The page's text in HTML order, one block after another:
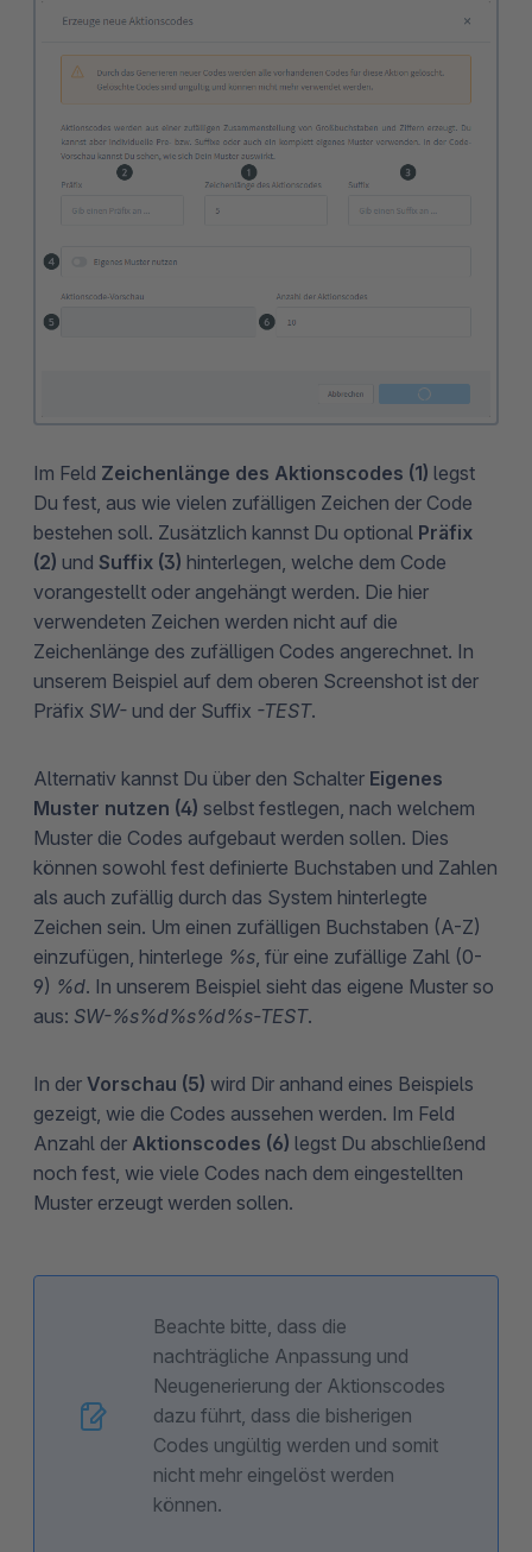
Im Feld Zeichenlänge des Aktionscodes (1) legst
Du fest, aus wie vielen zufälligen Zeichen der Code
bestehen soll. Zusätzlich kannst Du optional Präfix
(2) und Suffix (3) hinterlegen, welche dem Code
vorangestellt oder angehängt werden. Die hier
verwendeten Zeichen werden nicht auf die
Zeichenlänge des zufälligen Codes angerechnet. In
unserem Beispiel auf dem oberen Screenshot ist der
Präfix SW- und der Suffix -TEST.
Alternativ kannst Du über den Schalter Eigenes
Muster nutzen (4) selbst festlegen, nach welchem
Muster die Codes aufgebaut werden sollen. Dies
können sowohl fest definierte Buchstaben und Zahlen
als auch zufällig durch das System hinterlegte
Zeichen sein. Um einen zufälligen Buchstaben (A-Z)
einzufügen, hinterlege %s, für eine zufällige Zahl (0-
9) %d. In unserem Beispiel sieht das eigene Muster so
aus: SW-%s%d%s%d%s-TEST.
In der Vorschau (5) wird Dir anhand eines Beispiels
gezeigt, wie die Codes aussehen werden. Im Feld
Anzahl der Aktionscodes (6) legst Du abschließend
noch fest, wie viele Codes nach dem eingestellten
Muster erzeugt werden sollen.
Beachte bitte, dass die
nachträgliche Anpassung und
Neugenerierung der Aktionscodes
dazu führt, dass die bisherigen
Codes ungültig werden und somit
nicht mehr eingelöst werden
können.